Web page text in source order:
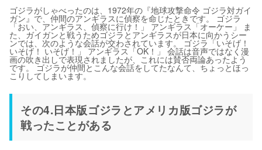
ゴジラがしゃべったのは、1972年の『地球攻撃命令 ゴジラ対ガイ
ガン』で、仲間のアンギラスに偵察を命じたときです。 ゴジラ
「おい、アンギラス、偵察に行け！」 アンギラス「オーケー」 ま
た、ガイガンと戦うためゴジラとアンギラスが日本に向かうシー
ンでは、次のような会話が交わされています。 ゴジラ「いそげ！
いそげ！ いそげ！」 アンギラス「OK！」 会話は音声ではなく漫
画の吹き出しで表現されましたが、これには賛否両論あったよう
です。 ゴジラが仲間とこんな会話をしてたなんて、ちょっとほっ
こりしてしまいます。
その4.日本版ゴジラとアメリカ版ゴジラが
戦ったことがある